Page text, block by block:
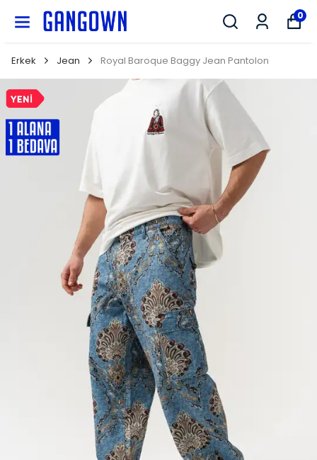
0
Erkek Jean Royal Baroque Baggy Jean Pantolon